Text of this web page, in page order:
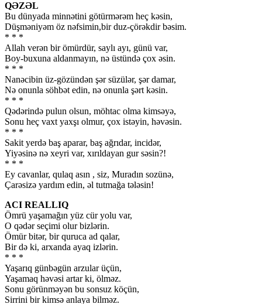
QƏZƏL
Bu dünyada minnətini götürmərəm heç kəsin,
Düşməniyəm öz nəfsimin,bir duz-çörəkdir bəsim.
* * *
Allah verən bir ömürdür, saylı ayı, günü var,
Boy-buxuna aldanmayın, nə üstündə çox əsin.
* * *
Nanəcibin üz-gözündən şər süzülər, şər damar,
Nə onunla söhbət edin, nə onunla şərt kəsin.
* * *
Qədərində pulun olsun, möhtac olma kimsəyə,
Sonu heç vaxt yaxşı olmur, çox istəyin, həvəsin.
* * *
Sakit yerdə baş aparar, baş ağrıdar, incidər,
Yiyəsinə nə xeyri var, xırıldayan gur səsin?!
* * *
Ey cavanlar, qulaq asın , siz, Muradın sozünə,
Çarəsizə yardım edin, əl tutmağa tələsin!
ACI REALLIQ
Ömrü yaşamağın yüz cür yolu var,
O qədər seçimi olur bizlərin.
Ömür bitər, bir quruca ad qalar,
Bir də ki, arxanda ayaq izlərin.
* * *
Yaşarıq günbəgün arzular üçün,
Yaşamaq həvəsi artar ki, ölməz.
Sonu görünməyən bu sonsuz köçün,
Sirrini bir kimsə anlaya bilməz.